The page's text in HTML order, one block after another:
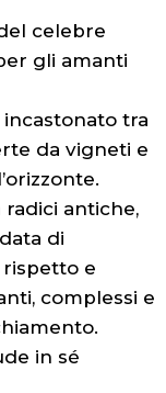
celebre
gli amanti
tra
da vigneti e
antiche,
di
e
complessi e
in sé